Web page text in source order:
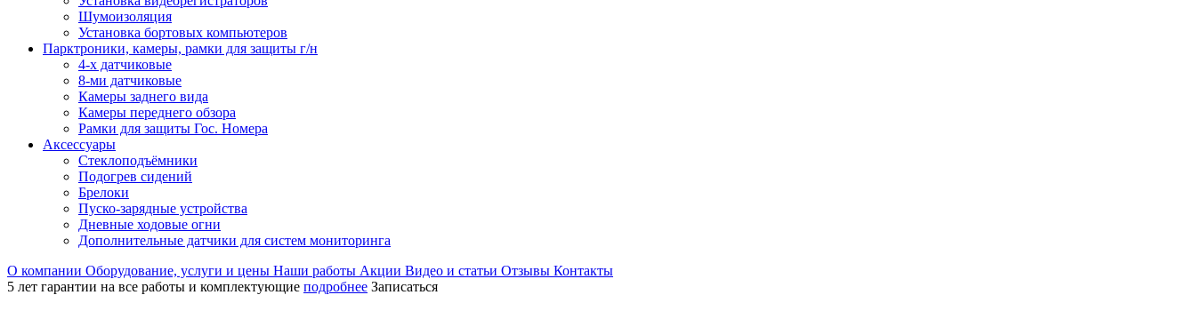
Шумоизоляция
Установка бортовых компьютеров
Парктроники, камеры, рамки для защиты г/н
4-х датчиковые
8-ми датчиковые
Камеры заднего вида
Камеры переднего обзора
Рамки для защиты Гос. Номера
Аксессуары
Стеклоподъёмники
Подогрев сидений
Брелоки
Пуско-зарядные устройства
Дневные ходовые огни
Дополнительные датчики для систем мониторинга
О компании Оборудование, услуги и цены Наши работы Акции Видео и статьи Отзывы Контакты
5 лет гарантии на все работы и комплектующие подробнее Записаться